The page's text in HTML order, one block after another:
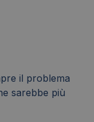
il problema
sarebbe più